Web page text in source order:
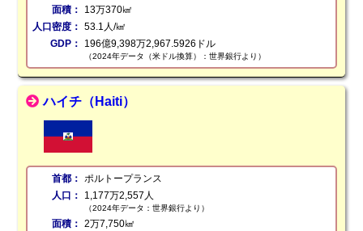
面積：
13万370㎢
人口密度： 53.1人/㎢
GDP：
196億9,398万2,967.5926ドル
（2024年データ（米ドル換算）：世界銀行より）
ハイチ（Haiti）
首都： ポルトープランス
人口：
1,177万2,557人
（2024年データ：世界銀行より）
面積： 2万7,750㎢